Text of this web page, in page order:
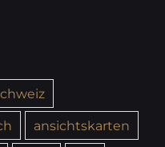
ansichtskarten